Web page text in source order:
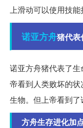
上滑动可以使用技能
诺亚方舟猪代表
诺亚方舟猪代表了
帝看到人类败坏的
生物。但上帝看到了
方舟生存进化加